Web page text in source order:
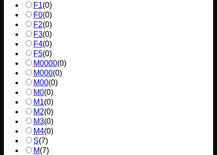
F1(0)
F0(0)
F2(0)
F3(0)
F4(0)
F5(0)
M0000(0)
M000(0)
M00(0)
M0(0)
M1(0)
M2(0)
M3(0)
M4(0)
S(7)
M(7)